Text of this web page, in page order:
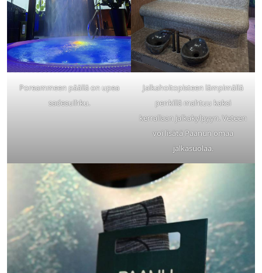
Poreammeen päällä on upea
sadesuihku.
Jalkahoitopisteen lämpimällä
penkillä mahtuu kaksi
kerrallaan jalkakylpyyn. Veteen
voi lisätä Paanun omaa
jalkasuolaa.